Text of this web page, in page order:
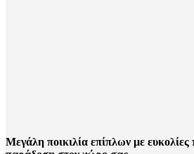
Μεγάλη ποικιλία επίπλων με